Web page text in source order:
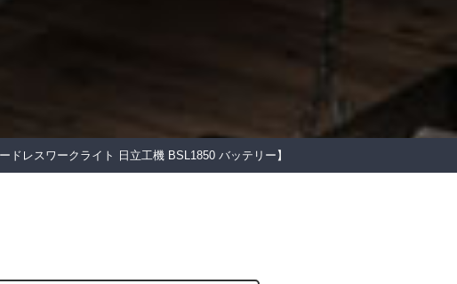
ドレスワークライト 日立工機 BSL1850 バッテリー】